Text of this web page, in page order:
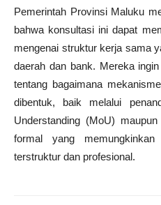
Pemerintah Provinsi Maluku
bahwa konsultasi ini dapat
mengenai struktur kerja sama
daerah dan bank. Mereka
tentang bagaimana
dibentuk, baik melalui
Understanding (MoU)
formal yang
terstruktur dan profesional.